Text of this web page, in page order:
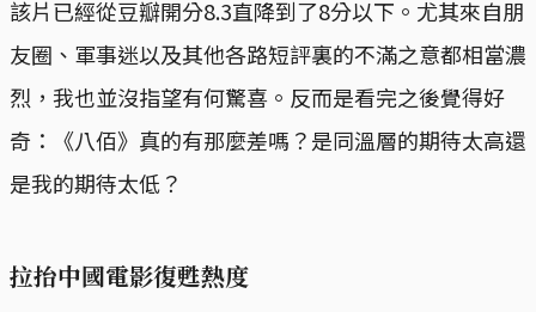
該片已經從豆瓣開分8.3直降到了8分以下。尤其來自朋
友圈、軍事迷以及其他各路短評裏的不滿之意都相當濃
烈，我也並沒指望有何驚喜。反而是看完之後覺得好
奇：《八佰》真的有那麼差嗎？是同溫層的期待太高還
是我的期待太低？
拉抬中國電影復甦熱度